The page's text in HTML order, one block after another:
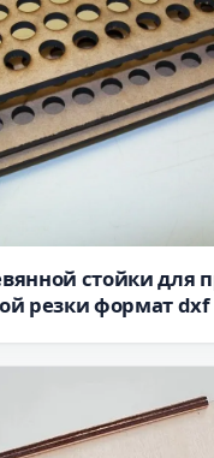
стойки для
резки формат dxf